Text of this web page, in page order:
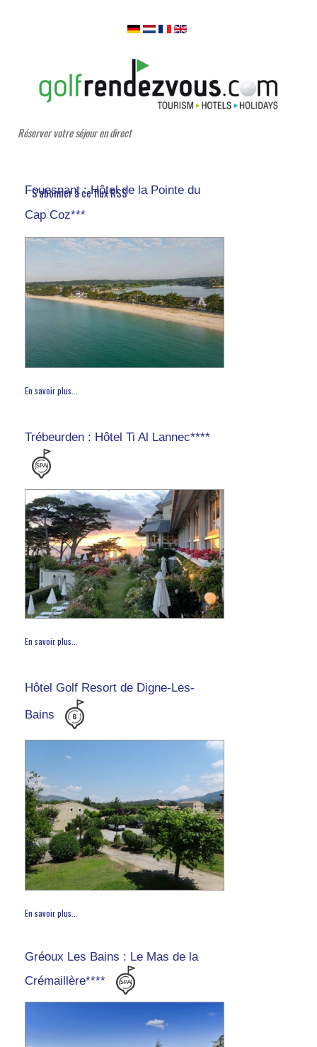
Réserver votre séjour en direct
S'abonner à ce flux RSS
Fouesnant : Hôtel de la Pointe du
Cap Coz***
En savoir plus...
Trébeurden : Hôtel Ti Al Lannec****
En savoir plus...
Hôtel Golf Resort de Digne-Les-
Bains
En savoir plus...
Gréoux Les Bains : Le Mas de la
Crémaillère****